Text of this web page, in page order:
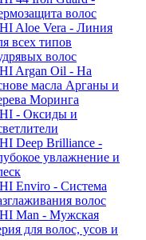
волос
Aloe Vera - Линия
всех типов
волос
Argan Oil - На
масла Арганы и
Моринга
- Оксиды и
Deep Brilliance -
увлажнение и
Enviro - Система
волос
Man - Мужская
для волос, усов и